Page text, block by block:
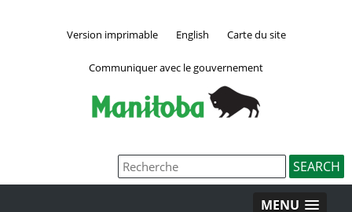
Version imprimable English Carte du site
Communiquer avec le gouvernement
MENU